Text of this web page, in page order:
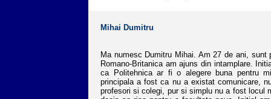
Mihai Dumitru
Ma numesc Dumitru Mihai. Am 27 de ani,
Romano-Britanica am ajuns din intamplare.
ca Politehnica ar fi o alegere buna pentru
principala a fost ca nu a existat comunicare,
profesori si colegi, pur si simplu nu a fost locul